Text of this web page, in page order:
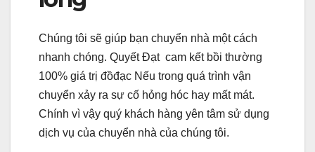
Chúng tôi sẽ giúp bạn chuyển nhà một cách
nhanh chóng. Quyết Đạt cam kết bồi thường
100% giá trị đồđạc Nếu trong quá trình vận
chuyển xảy ra sự cố hỏng hóc hay mất mát.
Chính vì vậy quý khách hàng yên tâm sử dụng
dịch vụ của chuyển nhà của chúng tôi.